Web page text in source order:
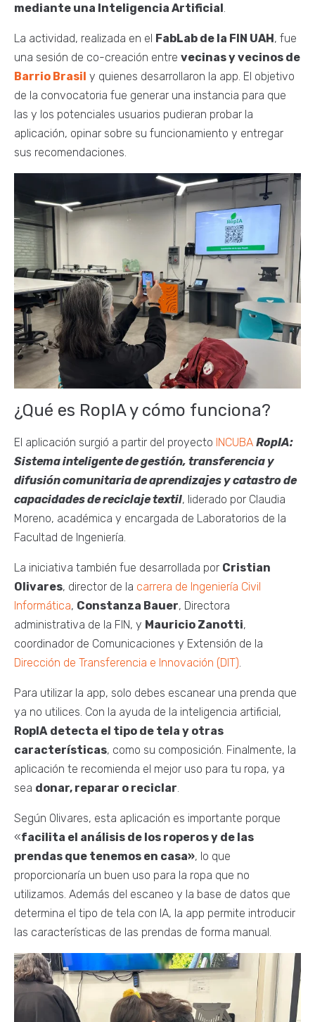
mediante una Inteligencia Artificial.
La actividad, realizada en el FabLab de la FIN UAH, fue
una sesión de co-creación entre vecinas y vecinos de
Barrio Brasil y quienes desarrollaron la app. El objetivo
de la convocatoria fue generar una instancia para que
las y los potenciales usuarios pudieran probar la
aplicación, opinar sobre su funcionamiento y entregar
sus recomendaciones.
¿Qué es RopIA y cómo funciona?
El aplicación surgió a partir del proyecto INCUBA RopIA:
Sistema inteligente de gestión, transferencia y
difusión comunitaria de aprendizajes y catastro de
capacidades de reciclaje textil, liderado por Claudia
Moreno, académica y encargada de Laboratorios de la
Facultad de Ingeniería.
La iniciativa también fue desarrollada por Cristian
Olivares, director de la carrera de Ingeniería Civil
Informática, Constanza Bauer, Directora
administrativa de la FIN, y Mauricio Zanotti,
coordinador de Comunicaciones y Extensión de la
Dirección de Transferencia e Innovación (DIT).
Para utilizar la app, solo debes escanear una prenda que
ya no utilices. Con la ayuda de la inteligencia artificial,
RopIA detecta el tipo de tela y otras
características, como su composición. Finalmente, la
aplicación te recomienda el mejor uso para tu ropa, ya
sea donar, reparar o reciclar.
Según Olivares, esta aplicación es importante porque
«facilita el análisis de los roperos y de las
prendas que tenemos en casa», lo que
proporcionaría un buen uso para la ropa que no
utilizamos. Además del escaneo y la base de datos que
determina el tipo de tela con IA, la app permite introducir
las características de las prendas de forma manual.